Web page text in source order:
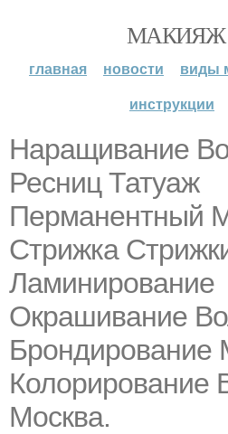
МАКИЯЖ
главная новости виды
инструкции
Наращивание
Ресниц Татуаж
Перманентный
Стрижка
Ламинирование
Окрашивание
Брондирование
Колорирование
Москва.